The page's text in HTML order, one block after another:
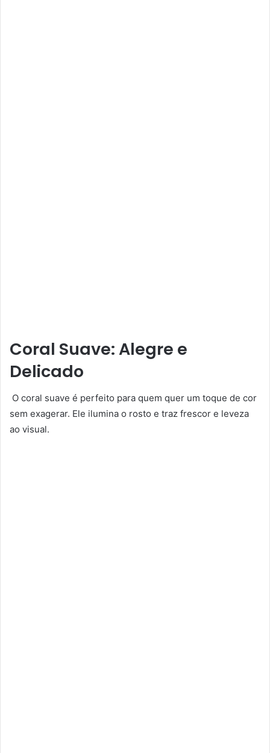
Coral Suave: Alegre e
Delicado
O coral suave é perfeito para quem quer um toque de cor
sem exagerar. Ele ilumina o rosto e traz frescor e leveza
ao visual.